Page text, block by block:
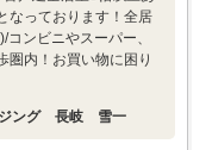
なっております！全居
ンビニやスーパー、
圏内！お買い物に困り
ジング 長岐 雪一